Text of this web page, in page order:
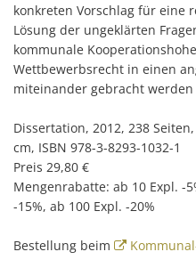
konkreten Vorschlag für eine
Lösung der ungeklärten
kommunale
Wettbewerbsrecht in einen
miteinander gebracht werden
Dissertation, 2012, 238
cm, ISBN 978-3-8293-1032-1
Preis 29,80 €
Mengenrabatte: ab 10 Expl. -
-15%, ab 100 Expl. -20%
Bestellung beim